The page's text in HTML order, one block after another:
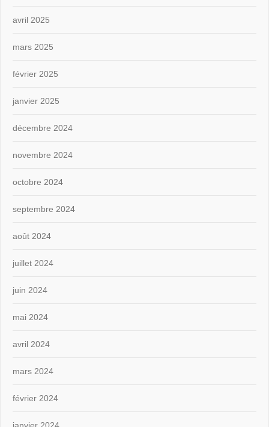
avril 2025
mars 2025
février 2025
janvier 2025
décembre 2024
novembre 2024
octobre 2024
septembre 2024
août 2024
juillet 2024
juin 2024
mai 2024
avril 2024
mars 2024
février 2024